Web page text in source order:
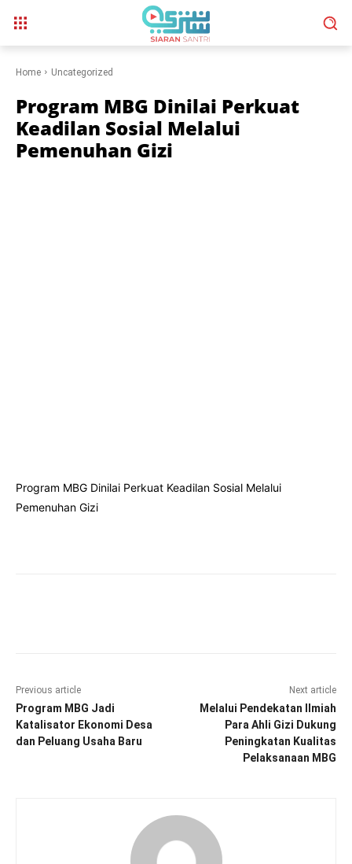
Home Uncategorized
Program MBG Dinilai Perkuat
Keadilan Sosial Melalui
Pemenuhan Gizi
Program MBG Dinilai Perkuat Keadilan Sosial Melalui
Pemenuhan Gizi
Previous article
Program MBG Jadi
Katalisator Ekonomi Desa
dan Peluang Usaha Baru
Next article
Melalui Pendekatan Ilmiah
Para Ahli Gizi Dukung
Peningkatan Kualitas
Pelaksanaan MBG